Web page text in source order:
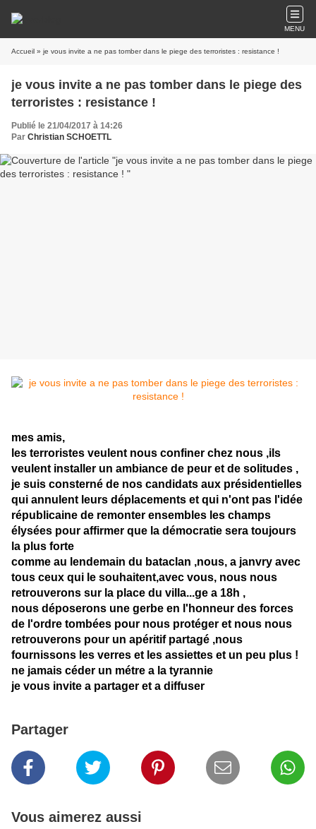
MENU
Accueil » je vous invite a ne pas tomber dans le piege des terroristes : resistance !
je vous invite a ne pas tomber dans le piege des
terroristes : resistance !
Publié le 21/04/2017 à 14:26
Par Christian SCHOETTL
mes amis,
les terroristes veulent nous confiner chez nous ,ils
veulent installer un ambiance de peur et de solitudes ,
je suis consterné de nos candidats aux présidentielles
qui annulent leurs déplacements et qui n'ont pas l'idée
républicaine de remonter ensembles les champs
élysées pour affirmer que la démocratie sera toujours
la plus forte
comme au lendemain du bataclan ,nous, a janvry avec
tous ceux qui le souhaitent,avec vous, nous nous
retrouverons sur la place du villa...ge a 18h ,
nous déposerons une gerbe en l'honneur des forces
de l'ordre tombées pour nous protéger et nous nous
retrouverons pour un apéritif partagé ,nous
fournissons les verres et les assiettes et un peu plus !
ne jamais céder un métre a la tyrannie
je vous invite a partager et a diffuser
Partager
Vous aimerez aussi